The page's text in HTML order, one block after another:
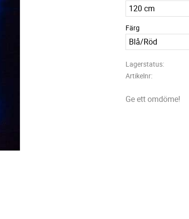
Färg
Lagerstatus
Artikelnr
Ge ett omdöme!